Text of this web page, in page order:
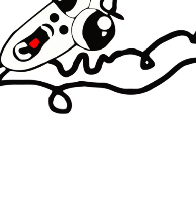
Access+ Par plateforme